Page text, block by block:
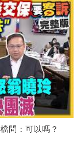
問：可以嗎？